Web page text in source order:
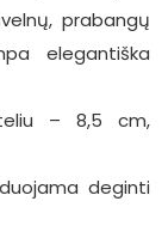
prabangų
elegantiška
– 8,5 cm,
deginti